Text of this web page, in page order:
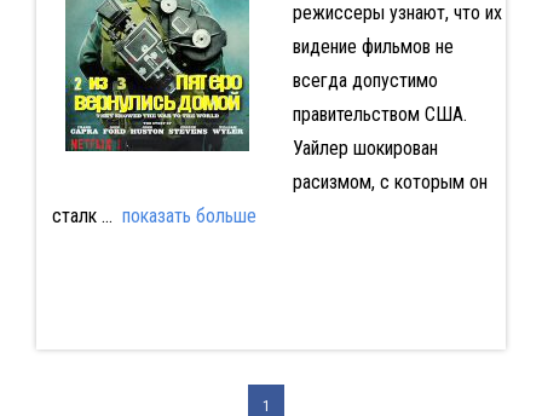
режиссеры узнают, что их
видение фильмов не
всегда допустимо
правительством США.
Уайлер шокирован
расизмом, с которым он
сталк... показать больше
1